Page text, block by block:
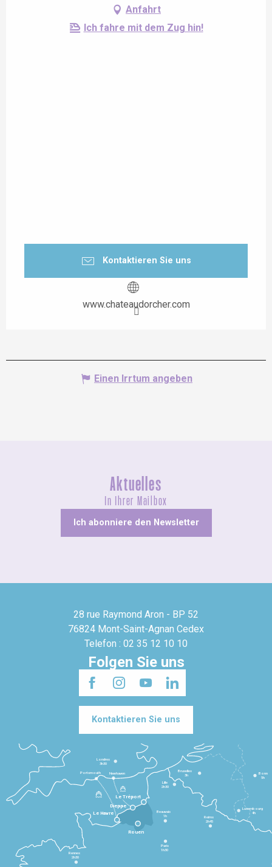
Anfahrt
Ich fahre mit dem Zug hin!
Kontaktieren Sie uns
www.chateaudorcher.com
Einen Irrtum angeben
Aktuelles
In Ihrer Mailbox
Ich abonniere den Newsletter
28 rue Raymond Aron - BP 52
76824 Mont-Saint-Agnan Cedex
Telefon : 02 35 12 10 10
Folgen Sie uns
Kontaktieren Sie uns
Le Havre
Dieppe
Le Tréport
Rennes
2h30
Paris
1h30
Beauvais
1h
Reims
2h45
Lille
2h30
Bruxelles
3h
Londres
3h30
Newhaven
Portsmouth
Bonn
5h
Luxembourg
4h
Rouen